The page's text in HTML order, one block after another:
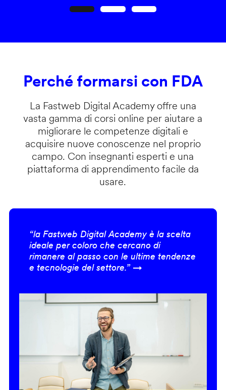
Perché formarsi con FDA
La Fastweb Digital Academy offre una
vasta gamma di corsi online per aiutare a
migliorare le competenze digitali e
acquisire nuove conoscenze nel proprio
campo. Con insegnanti esperti e una
piattaforma di apprendimento facile da
usare.
“la Fastweb Digital Academy è la scelta
ideale per coloro che cercano di
rimanere al passo con le ultime tendenze
e tecnologie del settore.” →